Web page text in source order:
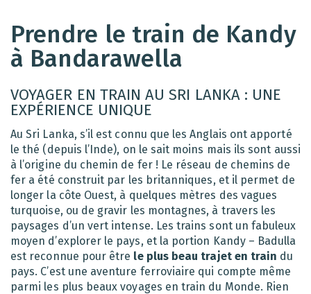
Prendre le train de Kandy
à Bandarawella
VOYAGER EN TRAIN AU SRI LANKA : UNE
EXPÉRIENCE UNIQUE
Au Sri Lanka, s’il est connu que les Anglais ont apporté
le thé (depuis l’Inde), on le sait moins mais ils sont aussi
à l’origine du chemin de fer ! Le réseau de chemins de
fer a été construit par les britanniques, et il permet de
longer la côte Ouest, à quelques mètres des vagues
turquoise, ou de gravir les montagnes, à travers les
paysages d’un vert intense. Les trains sont un fabuleux
moyen d’explorer le pays, et la portion Kandy – Badulla
est reconnue pour être le plus beau trajet en train du
pays. C’est une aventure ferroviaire qui compte même
parmi les plus beaux voyages en train du Monde. Rien